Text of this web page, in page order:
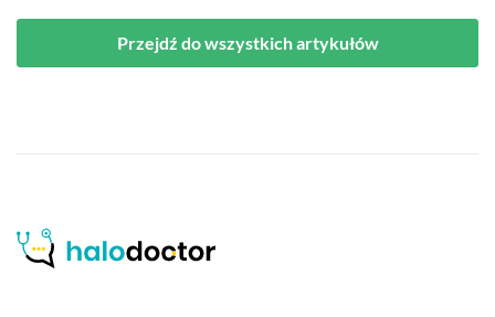
Przejdź do wszystkich artykułów